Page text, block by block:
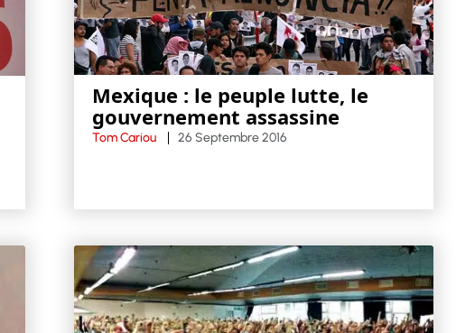
Mexique : le peuple lutte, le
gouvernement assassine
Tom Cariou 26 Septembre 2016